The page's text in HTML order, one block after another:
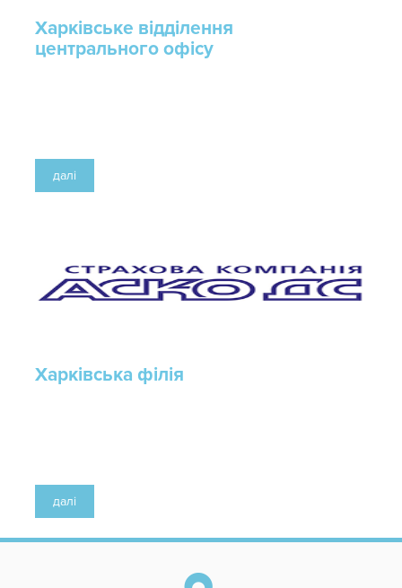
Харківське відділення
центрального офісу
далі
Харківська філія
далі